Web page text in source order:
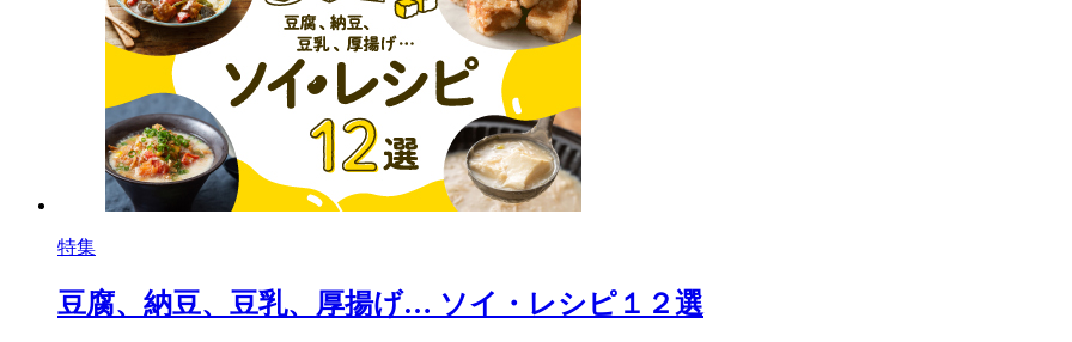
特集
豆腐、納豆、豆乳、厚揚げ… ソイ・レシピ１２選